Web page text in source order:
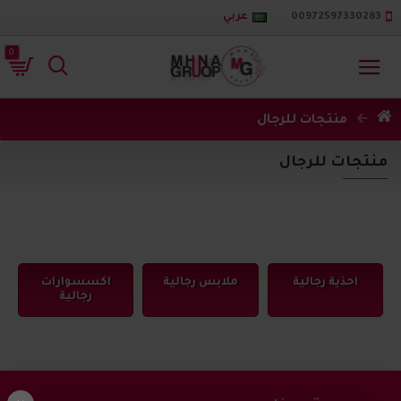
00972597330283 عربي
0
منتجات للرجال
منتجات للرجال
احذية رجالية ملابس رجالية
اكسسوارات
رجالية